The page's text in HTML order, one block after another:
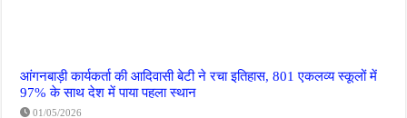
आंगनबाड़ी कार्यकर्ता की आदिवासी बेटी ने रचा इतिहास, 801 एकलव्य स्कूलों में
97% के साथ देश में पाया पहला स्थान
01/05/2026